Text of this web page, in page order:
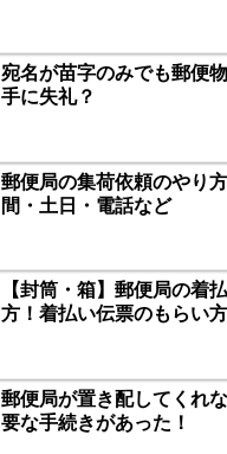
宛名が苗字のみでも郵便
手に失礼？
郵便局の集荷依頼のやり
間・土日・電話など
【封筒・箱】郵便局の着
方！着払い伝票のもらい
郵便局が置き配してくれ
要な手続きがあった！